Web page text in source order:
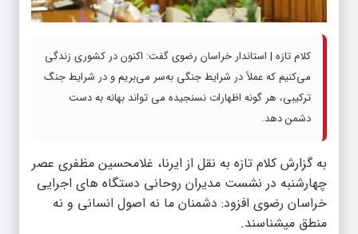
کلام تازه | استاندار خراسان رضوی گفت: اکنون در کشوری زندگی
می‌کنیم که عملاً در شرایط جنگی به‌سر می‌بریم و در شرایط جنگ
ترکیبی، هر گونه اظهارات نسنجیده می تواند بهانه به دست
دشمن دهد.
به گزارش کلام تازه به نقل از ایرنا، غلامحسین مظفری عصر
چهارشنبه در نشست مدیران روحانی دستگاه های اجرایی
خراسان رضوی افزود: دشمنان ما نه اصول انسانی و نه
منطق میشناسند.